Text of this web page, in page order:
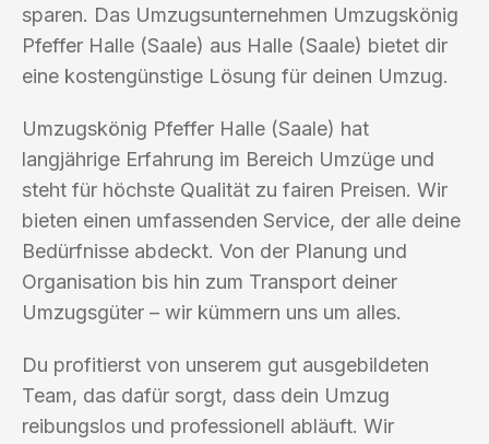
sparen. Das Umzugsunternehmen Umzugskönig
Pfeffer Halle (Saale) aus Halle (Saale) bietet dir
eine kostengünstige Lösung für deinen Umzug.
Umzugskönig Pfeffer Halle (Saale) hat
langjährige Erfahrung im Bereich Umzüge und
steht für höchste Qualität zu fairen Preisen. Wir
bieten einen umfassenden Service, der alle deine
Bedürfnisse abdeckt. Von der Planung und
Organisation bis hin zum Transport deiner
Umzugsgüter – wir kümmern uns um alles.
Du profitierst von unserem gut ausgebildeten
Team, das dafür sorgt, dass dein Umzug
reibungslos und professionell abläuft. Wir